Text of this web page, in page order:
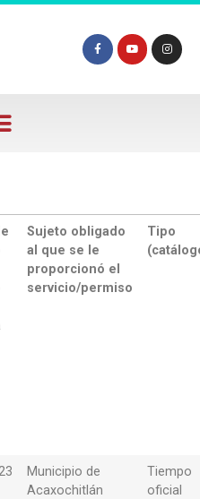
Sujeto obligado
al que se le
proporcionó el
servicio/permiso
Tipo
Municipio de
Acaxochitlán
Tiempo
oficial